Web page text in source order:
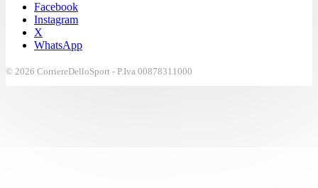
Facebook
Instagram
X
WhatsApp
© 2026 CorriereDelloSport - P.Iva 00878311000